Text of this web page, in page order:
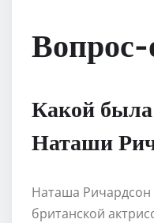
Вопрос-
Какой
Наташи
Наташа Ричардсон
британской